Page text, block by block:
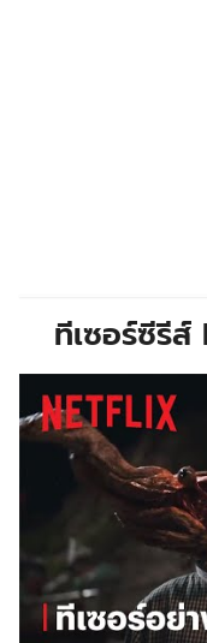
ทีเซอร์ซีรี